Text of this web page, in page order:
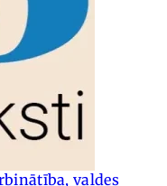
valdes